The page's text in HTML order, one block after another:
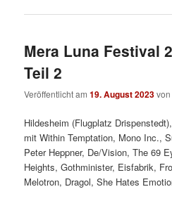
Mera Luna Festival
Teil 2
Veröffentlicht am19. August 2023
Hildesheim (Flugplatz
mit Within Temptation, Mono Inc.,
Peter Heppner, De/Vision, The 69
Heights, Gothminister, Eisfabrik,
Melotron, Dragol, She Hates